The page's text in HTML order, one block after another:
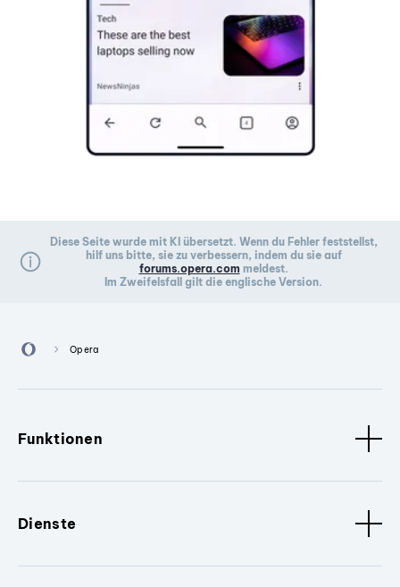
Diese Seite wurde mit KI übersetzt. Wenn du Fehler feststellst,
hilf uns bitte, sie zu verbessern, indem du sie auf
forums.opera.com meldest.
Im Zweifelsfall gilt die englische Version.
Opera
Funktionen
Dienste